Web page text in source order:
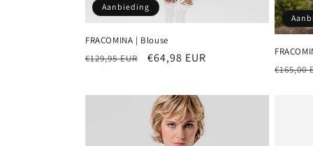
Aanbieding
FRACOMINA | Blouse
Normale
€129,95 EUR Aanbiedingsprijs
€64,98 EUR
€165,00